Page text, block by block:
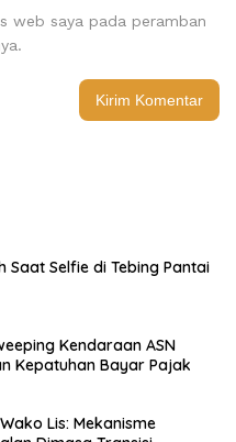
web saya pada peramban
Saat Selfie di Tebing Pantai
Kendaraan ASN
Kepatuhan Bayar Pajak
Lis: Mekanisme